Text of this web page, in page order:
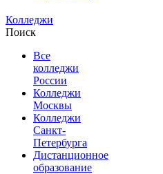
Колледжи
Поиск
Все
колледжи
России
Колледжи
Москвы
Колледжи
Санкт-
Петербурга
Дистанционное
образование